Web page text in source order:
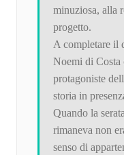
minuziosa, alla
progetto.
A completare il
Noemi di Costa
protagoniste
storia in
Quando la
rimaneva non
senso di